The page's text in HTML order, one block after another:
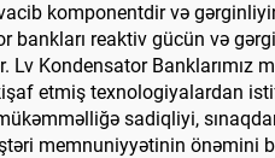
komponentdir və
reaktiv gücün və
Kondensator
etmiş texnologiyalardan
sadiqliyi,
memnuniyyətinin